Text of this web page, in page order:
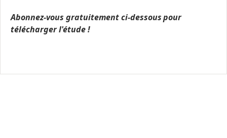
Abonnez-vous gratuitementci-dessouspour
télécharger l'étude !